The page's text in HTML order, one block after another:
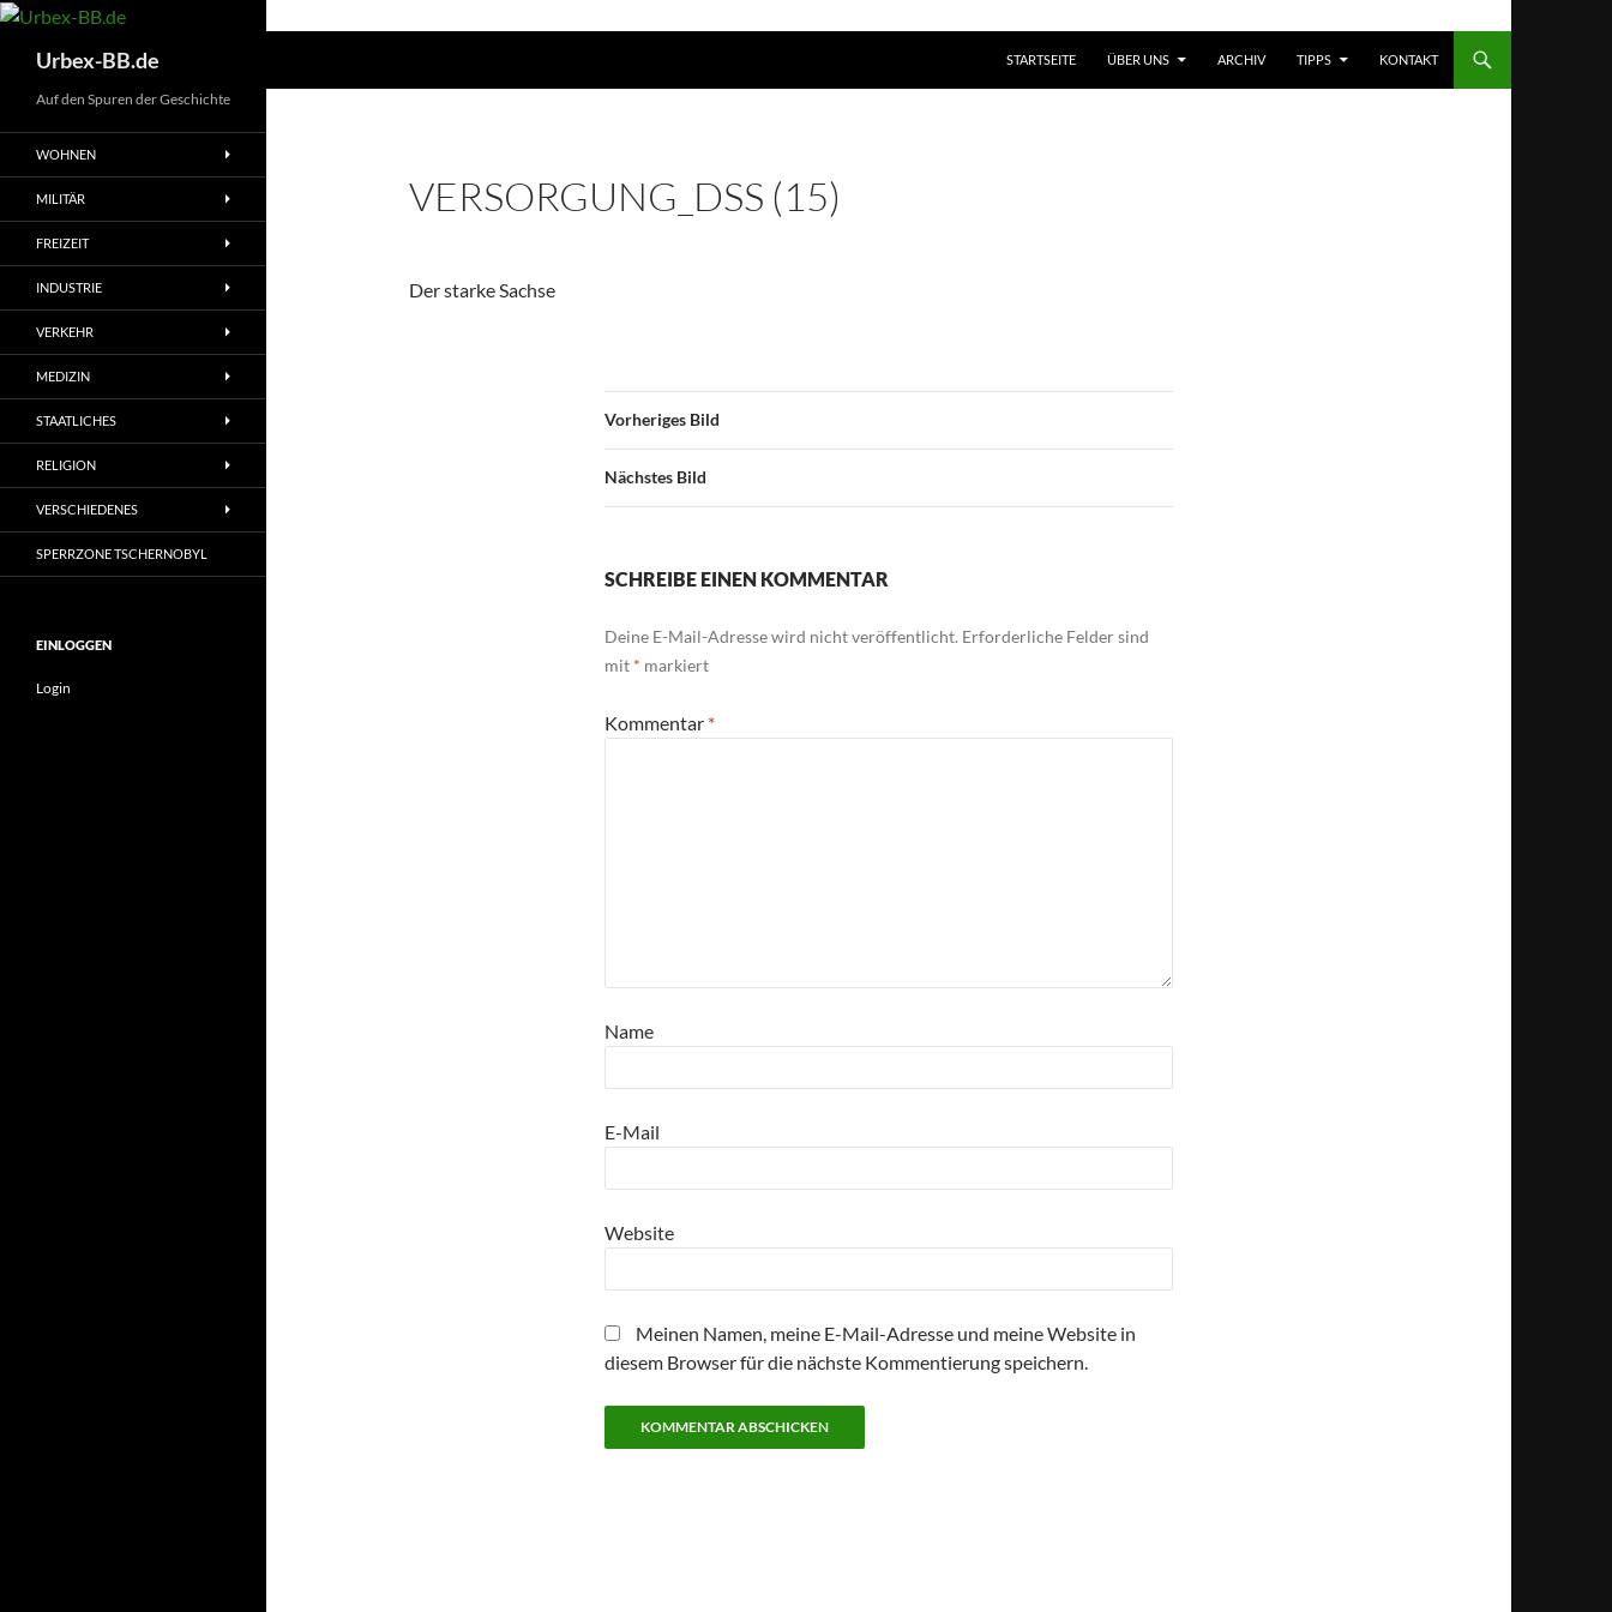
Urbex-BB.de
STARTSEITE
ÜBER UNS ARCHIV TIPPS KONTAKT
VERSORGUNG_DSS (15)
Der starke Sachse
Vorheriges Bild
Nächstes Bild
SCHREIBE EINEN KOMMENTAR
Deine E-Mail-Adresse wird nicht veröffentlicht. Erforderliche Felder sind
mit * markiert
Kommentar *
Name
E-Mail
Website
Meinen Namen, meine E-Mail-Adresse und meine Website in
diesem Browser für die nächste Kommentierung speichern.
Auf den Spuren der Geschichte
WOHNEN
MILITÄR
FREIZEIT
INDUSTRIE
VERKEHR
MEDIZIN
STAATLICHES
RELIGION
VERSCHIEDENES
SPERRZONE TSCHERNOBYL
EINLOGGEN
Login